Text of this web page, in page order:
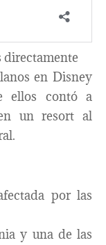
directamente
en Disney
ellos contó a
un resort al
por las
y una de las